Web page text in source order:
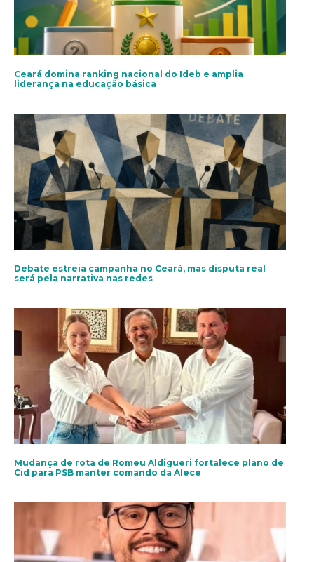
Ceará domina ranking nacional do Ideb e amplia
liderança na educação básica
Debate estreia campanha no Ceará, mas disputa real
será pela narrativa nas redes
Mudança de rota de Romeu Aldigueri fortalece plano de
Cid para PSB manter comando da Alece